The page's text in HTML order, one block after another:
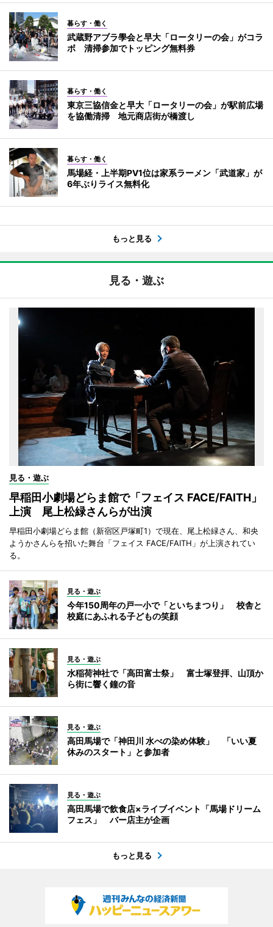
暮らす・働く
武蔵野アブラ學会と早大「ロータリーの会」がコラ
ボ 清掃参加でトッピング無料券
暮らす・働く
東京三協信金と早大「ロータリーの会」が駅前広場
を協働清掃 地元商店街が橋渡し
暮らす・働く
馬場経・上半期PV1位は家系ラーメン「武道家」が
6年ぶりライス無料化
もっと見る
見る・遊ぶ
見る・遊ぶ
早稲田小劇場どらま館で「フェイス FACE/FAITH」
上演 尾上松緑さんらが出演
早稲田小劇場どらま館（新宿区戸塚町1）で現在、尾上松緑さん、和央
ようかさんらを招いた舞台「フェイス FACE/FAITH」が上演されてい
る。
見る・遊ぶ
今年150周年の戸一小で「といちまつり」 校舎と
校庭にあふれる子どもの笑顔
見る・遊ぶ
水稲荷神社で「高田富士祭」 富士塚登拝、山頂か
ら街に響く鐘の音
見る・遊ぶ
高田馬場で「神田川 水べの染め体験」 「いい夏
休みのスタート」と参加者
見る・遊ぶ
高田馬場で飲食店×ライブイベント「馬場ドリーム
フェス」 バー店主が企画
もっと見る